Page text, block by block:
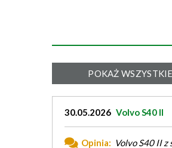
POKAŻ WSZYSTKIE
30.05.2026 Volvo S40 II
Opinia: Volvo S40 II